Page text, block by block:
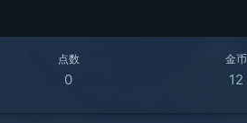
点数
0
金币
12